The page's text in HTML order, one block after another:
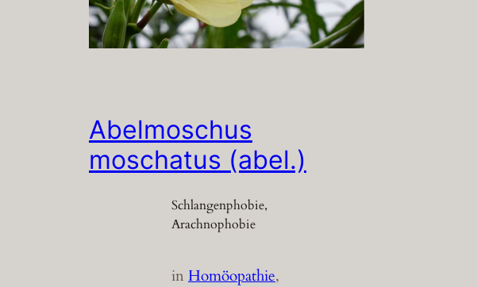
Abelmoschus
moschatus (abel.)
Schlangenphobie,
Arachnophobie
inHomöopathie